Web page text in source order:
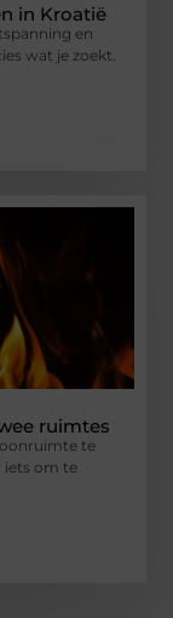
in Kroatië
en
wat je zoekt.
ruimtes
te
iets om te